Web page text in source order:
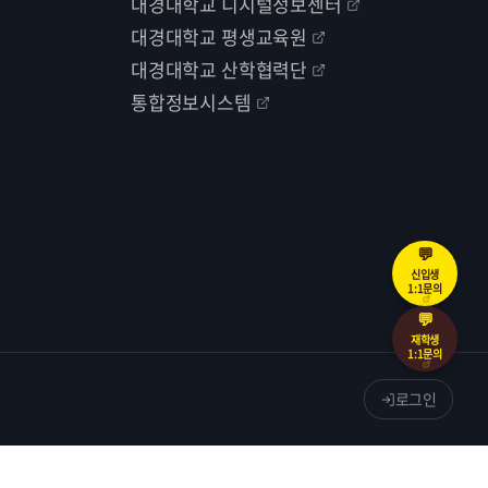
대경대학교 평생교육원
대경대학교 산학협력단
통합정보시스템
로그인
💬
신입생
1:1문의
💬
재학생
1:1문의